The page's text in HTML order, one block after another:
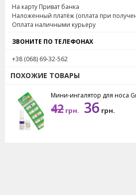
На карту Приват банка
Наложенный платёж (оплата при
Оплата наличными курьеру
ЗВОНИТЕ ПО ТЕЛЕФОНАХ
+38 (068) 69-32-562
ПОХОЖИЕ ТОВАРЫ
Мини-ингалятор для носа
42 грн. 36 грн.
неуверенность в себе.
Иногда достаточно вдохнуть
помог успокоится и
поврежденную поверхность
При этом глубоко втирать
Производитель: Golden Cup
Ltd., Таиланд.